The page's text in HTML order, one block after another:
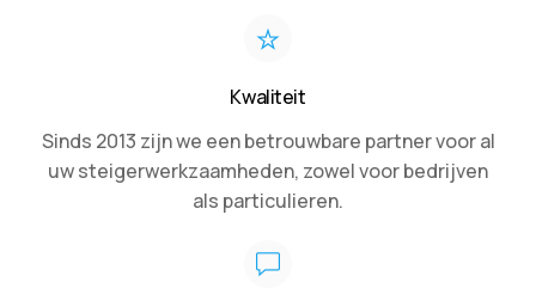
Kwaliteit
Sinds 2013 zijn we een betrouwbare partner voor al
uw steigerwerkzaamheden, zowel voor bedrijven
als particulieren.